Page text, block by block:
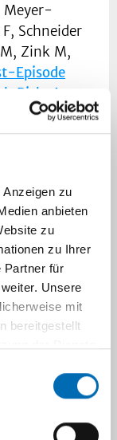
zu
anbieten
zu
zu Ihrer
Partner für
Unsere
mit
bereitgestellt
Meyer-
Schneider
Zink M,
Episode
Risk: A
Trial
and
D,
Effects of
PET study
resistant
A, Bajbouj